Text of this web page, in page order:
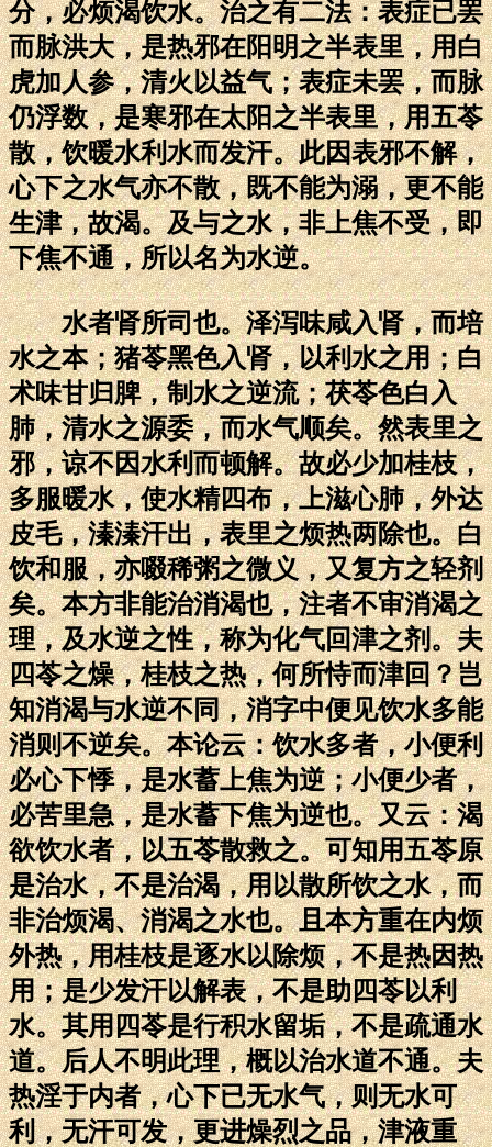
分，必烦渴饮水。治之有二法：表症已罢
而脉洪大，是热邪在阳明之半表里，用白
虎加人参，清火以益气；表症未罢，而脉
仍浮数，是寒邪在太阳之半表里，用五苓
散，饮暖水利水而发汗。此因表邪不解，
心下之水气亦不散，既不能为溺，更不能
生津，故渴。及与之水，非上焦不受，即
下焦不通，所以名为水逆。
水者肾所司也。泽泻味咸入肾，而培
水之本；猪苓黑色入肾，以利水之用；白
术味甘归脾，制水之逆流；茯苓色白入
肺，清水之源委，而水气顺矣。然表里之
邪，谅不因水利而顿解。故必少加桂枝，
多服暖水，使水精四布，上滋心肺，外达
皮毛，溱溱汗出，表里之烦热两除也。白
饮和服，亦啜稀粥之微义，又复方之轻剂
矣。本方非能治消渴也，注者不审消渴之
理，及水逆之性，称为化气回津之剂。夫
四苓之燥，桂枝之热，何所恃而津回？岂
知消渴与水逆不同，消字中便见饮水多能
消则不逆矣。本论云：饮水多者，小便利
必心下悸，是水蓄上焦为逆；小便少者，
必苦里急，是水蓄下焦为逆也。又云：渴
欲饮水者，以五苓散救之。可知用五苓原
是治水，不是治渴，用以散所饮之水，而
非治烦渴、消渴之水也。且本方重在内烦
外热，用桂枝是逐水以除烦，不是热因热
用；是少发汗以解表，不是助四苓以利
水。其用四苓是行积水留垢，不是疏通水
道。后人不明此理，概以治水道不通。夫
热淫于内者，心下已无水气，则无水可
利，无汗可发，更进燥烈之品，津液重